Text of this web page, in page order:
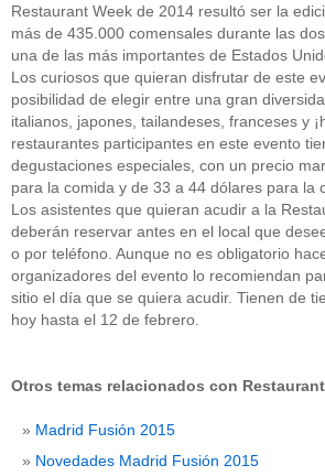
Restaurant Week de 2014 resultó ser la
más de 435.000 comensales durante las
una de las más importantes de Estados
Los curiosos que quieran disfrutar de este
posibilidad de elegir entre una gran
italianos, japones, tailandeses, franceses y
restaurantes participantes en este evento
degustaciones especiales, con un precio
para la comida y de 33 a 44 dólares para la
Los asistentes que quieran acudir a la
deberán reservar antes en el local que
o por teléfono. Aunque no es obligatorio
organizadores del evento lo recomiendan
sitio el día que se quiera acudir. Tienen de
hoy hasta el 12 de febrero.
Otros temas relacionados con
Madrid Fusión 2015
Novedades Madrid Fusión 2015